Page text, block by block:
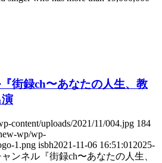
街録ch〜あなたの人生、教
content/uploads/2021/11/004.jpg 184
wp/wp-
1.png isbh2021-11-06 16:51:01 2025-
ャンネル『街録ch〜あなたの人生、